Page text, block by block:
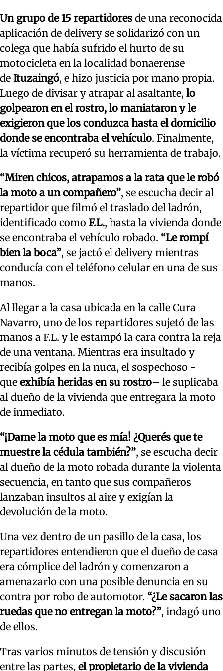
Un grupo de 15 repartidores de una reconocida
aplicación de delivery se solidarizó con un
colega que había sufrido el hurto de su
motocicleta en la localidad bonaerense
de Ituzaingó, e hizo justicia por mano propia.
Luego de divisar y atrapar al asaltante, lo
golpearon en el rostro, lo maniataron y le
exigieron que los conduzca hasta el domicilio
donde se encontraba el vehículo. Finalmente,
la víctima recuperó su herramienta de trabajo.
“Miren chicos, atrapamos a la rata que le robó
la moto a un compañero”, se escucha decir al
repartidor que filmó el traslado del ladrón,
identificado como F.L., hasta la vivienda donde
se encontraba el vehículo robado. “Le rompí
bien la boca”, se jactó el delivery mientras
conducía con el teléfono celular en una de sus
manos.
Al llegar a la casa ubicada en la calle Cura
Navarro, uno de los repartidores sujetó de las
manos a F.L. y le estampó la cara contra la reja
de una ventana. Mientras era insultado y
recibía golpes en la nuca, el sospechoso -
que exhibía heridas en su rostro– le suplicaba
al dueño de la vivienda que entregara la moto
de inmediato.
“¡Dame la moto que es mía! ¿Querés que te
muestre la cédula también?”, se escucha decir
al dueño de la moto robada durante la violenta
secuencia, en tanto que sus compañeros
lanzaban insultos al aire y exigían la
devolución de la moto.
Una vez dentro de un pasillo de la casa, los
repartidores entendieron que el dueño de casa
era cómplice del ladrón y comenzaron a
amenazarlo con una posible denuncia en su
contra por robo de automotor. “¿Le sacaron las
ruedas que no entregan la moto?”, indagó uno
de ellos.
Tras varios minutos de tensión y discusión
entre las partes, el propietario de la vivienda